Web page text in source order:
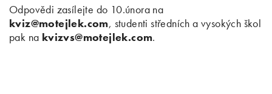
Odpovědi zasílejte do 10.února na
kviz@motejlek.com, studenti středních a vysokých škol
pak na kvizvs@motejlek.com.